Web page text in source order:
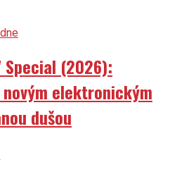
Special (2026):
elektronickým
dušou